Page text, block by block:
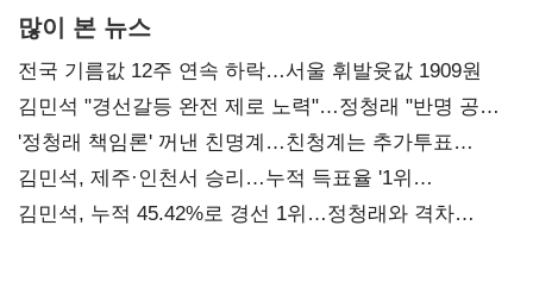
많이 본 뉴스
전국 기름값 12주 연속 하락…서울 휘발윳값 1909원
김민석 "경선갈등 완전 제로 노력"…정청래 "반명 공세
사과부터"
'정청래 책임론' 꺼낸 친명계…친청계는 추가투표
때리기
김민석, 제주·인천서 승리…누적 득표율 '1위
탈환'(종합)
김민석, 누적 45.42%로 경선 1위…정청래와 격차